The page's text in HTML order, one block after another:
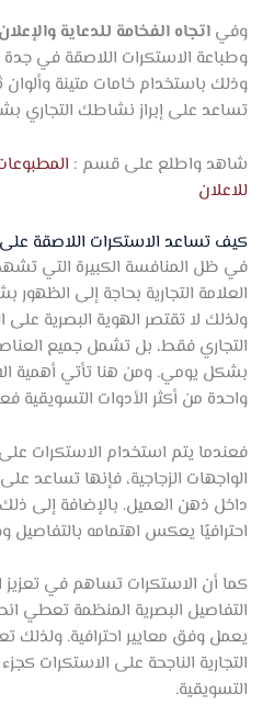
وفي اتجاه الفخامة للدعاية والإعلان
وطباعة الاستكرات اللاصقة في
وذلك باستخدام خامات متينة وألوان
تساعد على إبراز نشاطك التجاري
شاهد واطلع على قسم :
للاعلان
كيف تساعد الاستكرات اللاصقة على
في ظل المنافسة الكبيرة التي
العلامة التجارية بحاجة إلى
ولذلك لا تقتصر الهوية البصرية على
التجاري فقط، بل تشمل جميع
بشكل يومي. ومن هنا تأتي أهمية
واحدة من أكثر الأدوات التسويقية
فعندما يتم استخدام الاستكرات على
الواجهات الزجاجية، فإنها تساعد
داخل ذهن العميل. بالإضافة إلى
احترافيًا يعكس اهتمامه بالتفاصيل
كما أن الاستكرات تساهم في تعزيز
التفاصيل البصرية المنظمة تعطي
يعمل وفق معايير احترافية. ولذلك
التجارية الناجحة على الاستكرات
التسويقية.